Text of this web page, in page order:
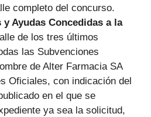
completo del concurso.
y Ayudas Concedidas a la
de los tres últimos
las Subvenciones
de Alter Farmacia SA
Oficiales, con indicación del
en el que se
ya sea la solicitud,